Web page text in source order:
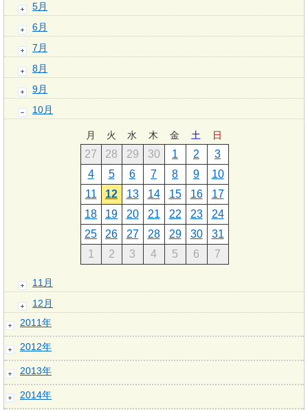
5月
6月
7月
8月
9月
10月
月 火 水 木 金 土 日
27 28 29 30 1 2
3
4
5 6 7 8 9
10
11
12 13 14 15 16
17
18
19 20 21 22 23
24
25
26 27 28 29 30
31
1
2 3 4 5 6 7
11月
12月
2011年
2012年
2013年
2014年